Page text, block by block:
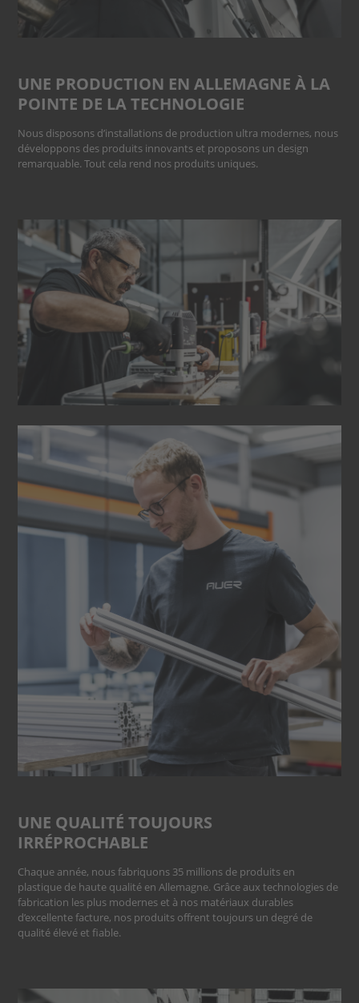
UNE PRODUCTION EN ALLEMAGNE À LA
POINTE DE LA TECHNOLOGIE
Nous disposons d’installations de production ultra modernes, nous
développons des produits innovants et proposons un design
remarquable. Tout cela rend nos produits uniques.
UNE QUALITÉ TOUJOURS
IRRÉPROCHABLE
Chaque année, nous fabriquons 35 millions de produits en
plastique de haute qualité en Allemagne. Grâce aux technologies de
fabrication les plus modernes et à nos matériaux durables
d’excellente facture, nos produits offrent toujours un degré de
qualité élevé et fiable.